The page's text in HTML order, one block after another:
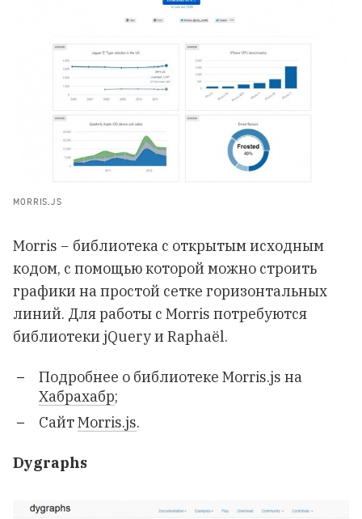
MORRIS.JS
Morris − библиотека с открытым исходным
кодом, с помощью которой можно строить
графики на простой сетке горизонтальных
линий. Для работы с Morris потребуются
библиотеки jQuery и Raphaël.
Подробнее о библиотеке Morris.js на
Хабрахабр;
СайтMorris.js.
Dygraphs